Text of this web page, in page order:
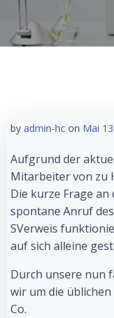
by admin-hc on Mai
Aufgrund der
Mitarbeiter von zu
Die kurze Frage
spontane Anruf
SVerweis
auf sich alleine
Durch unsere nun
wir um die
Co.